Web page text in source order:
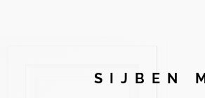
SIJBEN